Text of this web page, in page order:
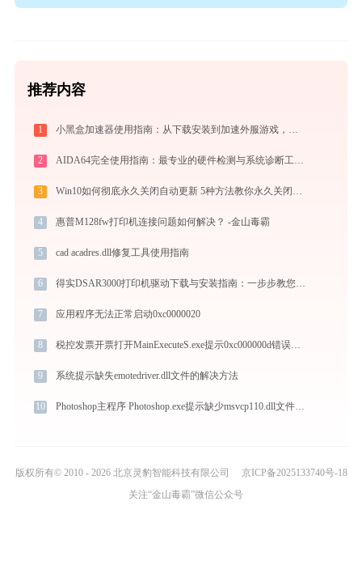
推荐内容
1 小黑盒加速器使用指南：从下载安装到加速外服游戏，免费版够用吗
2 AIDA64完全使用指南：最专业的硬件检测与系统诊断工具从入门到精通（2026最新）
3 Win10如何彻底永久关闭自动更新 5种方法教你永久关闭win10自动更新
4 惠普M128fw打印机连接问题如何解决？ -金山毒霸
5 cad acadres.dll修复工具使用指南
6 得实DSAR3000打印机驱动下载与安装指南：一步步教您操作
7 应用程序无法正常启动0xc0000020
8 税控发票开票打开MainExecuteS.exe提示0xc000000d错误码怎么办
9 系统提示缺失emotedriver.dll文件的解决方法
10 Photoshop主程序 Photoshop.exe提示缺少msvcp110.dll文件的解决办法
版权所有© 2010 - 2026 北京灵豹智能科技有限公司
京ICP备2025133740号-18
关注“金山毒霸”微信公众号